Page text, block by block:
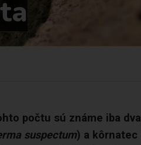
počtu sú známe iba dva
suspectum) a kôrnatec